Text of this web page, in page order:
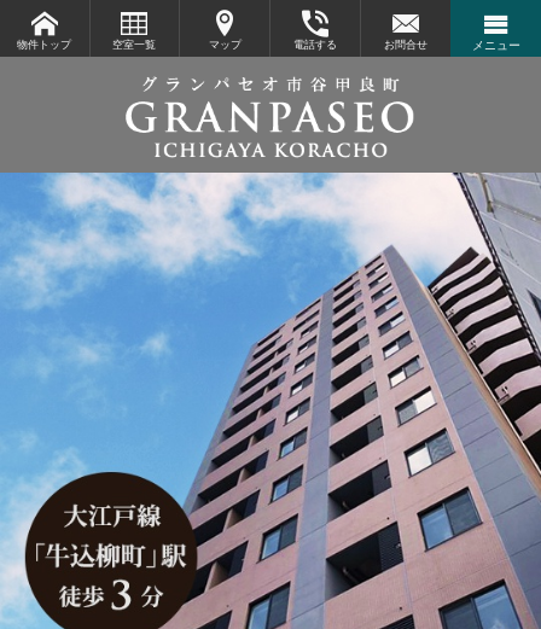
物件トップ 空室一覧 マップ 電話する お問合せ メニュー